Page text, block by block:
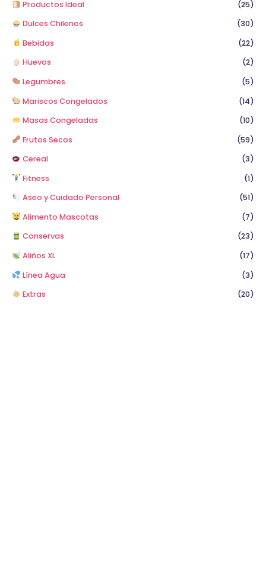
Productos Ideal
(25)
Dulces Chilenos
(30)
Bebidas
(22)
Huevos
(2)
Legumbres
(5)
Mariscos Congelados
(14)
Masas Congeladas
(10)
Frutos Secos
(59)
Cereal
(3)
Fitness
(1)
Aseo y Cuidado Personal
(51)
Alimento Mascotas
(7)
Conservas
(23)
Aliños XL
(17)
Línea Agua
(3)
Extras
(20)